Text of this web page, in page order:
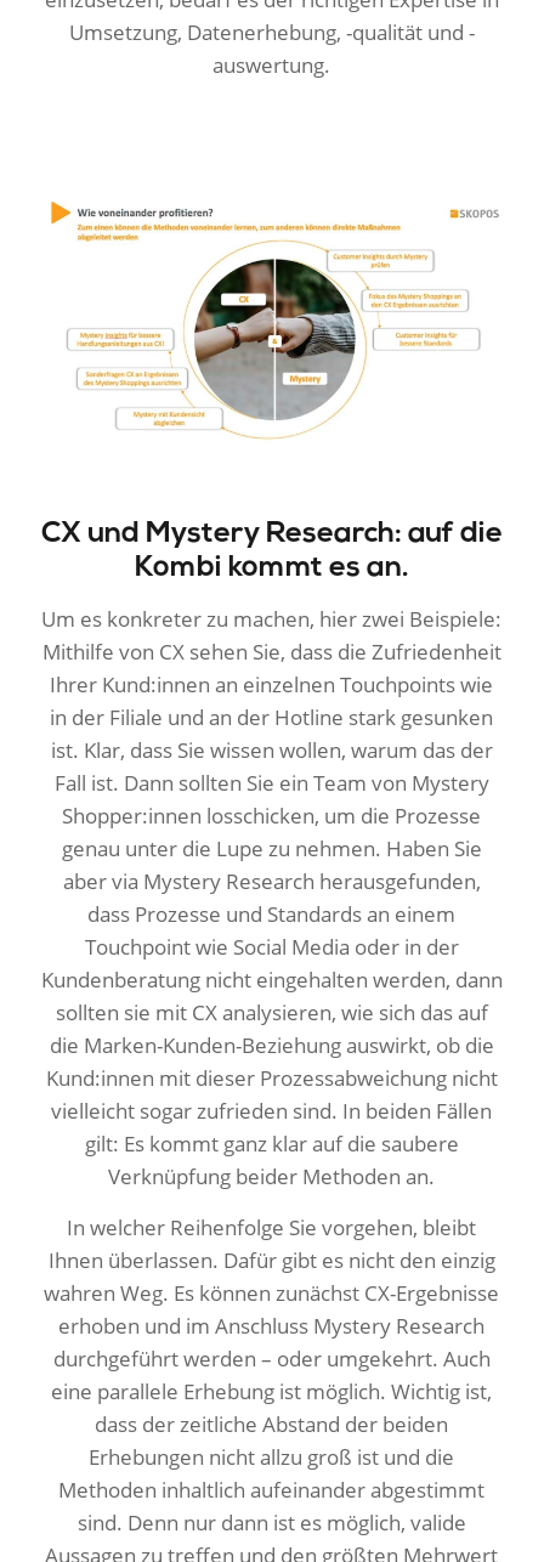
Umsetzung, Datenerhebung, -qualität und -
auswertung.
CX und Mystery Research: auf die
Kombi kommt es an.
Um es konkreter zu machen, hier zwei Beispiele:
Mithilfe von CX sehen Sie, dass die Zufriedenheit
Ihrer Kund:innen an einzelnen Touchpoints wie
in der Filiale und an der Hotline stark gesunken
ist. Klar, dass Sie wissen wollen, warum das der
Fall ist. Dann sollten Sie ein Team von Mystery
Shopper:innen losschicken, um die Prozesse
genau unter die Lupe zu nehmen. Haben Sie
aber via Mystery Research herausgefunden,
dass Prozesse und Standards an einem
Touchpoint wie Social Media oder in der
Kundenberatung nicht eingehalten werden, dann
sollten sie mit CX analysieren, wie sich das auf
die Marken-Kunden-Beziehung auswirkt, ob die
Kund:innen mit dieser Prozessabweichung nicht
vielleicht sogar zufrieden sind. In beiden Fällen
gilt: Es kommt ganz klar auf die saubere
Verknüpfung beider Methoden an.
In welcher Reihenfolge Sie vorgehen, bleibt
Ihnen überlassen. Dafür gibt es nicht den einzig
wahren Weg. Es können zunächst CX-Ergebnisse
erhoben und im Anschluss Mystery Research
durchgeführt werden – oder umgekehrt. Auch
eine parallele Erhebung ist möglich. Wichtig ist,
dass der zeitliche Abstand der beiden
Erhebungen nicht allzu groß ist und die
Methoden inhaltlich aufeinander abgestimmt
sind. Denn nur dann ist es möglich, valide
Aussagen zu treffen und den größten Mehrwert